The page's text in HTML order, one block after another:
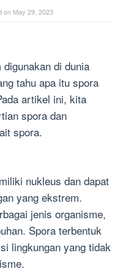
on May 29, 2023
di dunia
tahu apa itu spora
artikel ini, kita
spora dan
spora.
nukleus dan dapat
yang ekstrem.
jenis organisme,
Spora terbentuk
lingkungan yang tidak